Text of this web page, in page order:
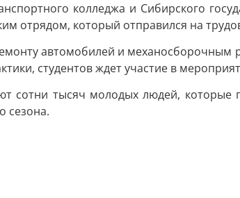
колледжа и Сибирского
отрядом, который отправился на
автомобилей и механосборочным
студентов ждет участие в
сотни тысяч молодых людей,
сезона.